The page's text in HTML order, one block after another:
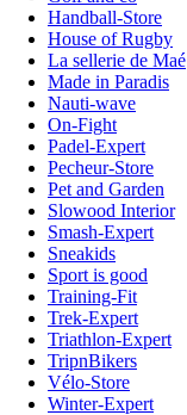
Handball-Store
House of Rugby
La sellerie de Maé
Made in Paradis
Nauti-wave
On-Fight
Padel-Expert
Pecheur-Store
Pet and Garden
Slowood Interior
Smash-Expert
Sneakids
Sport is good
Training-Fit
Trek-Expert
Triathlon-Expert
TripnBikers
Vélo-Store
Winter-Expert